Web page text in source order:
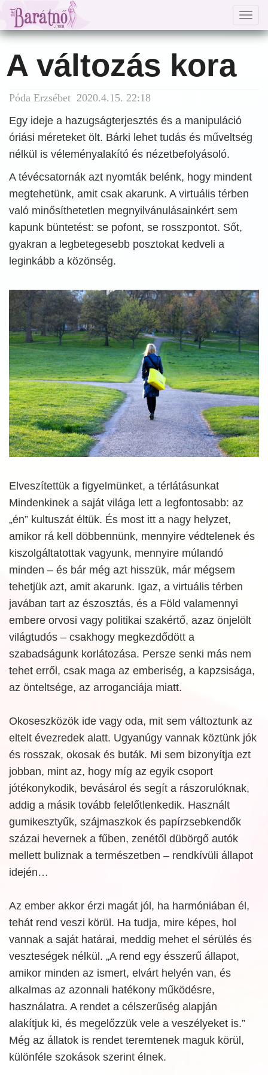
A változás kora
Póda Erzsébet 2020.4.15. 22:18
Egy ideje a hazugságterjesztés és a manipuláció
óriási méreteket ölt. Bárki lehet tudás és műveltség
nélkül is véleményalakító és nézetbefolyásoló.
A tévécsatornák azt nyomták belénk, hogy mindent
megtehetünk, amit csak akarunk. A virtuális térben
való minősíthetetlen megnyilvánulásainkért sem
kapunk büntetést: se pofont, se rosszpontot. Sőt,
gyakran a legbetegesebb posztokat kedveli a
leginkább a közönség.
Elveszítettük a figyelmünket, a térlátásunkat
Mindenkinek a saját világa lett a legfontosabb: az
„én” kultuszát éltük. És most itt a nagy helyzet,
amikor rá kell döbbennünk, mennyire védtelenek és
kiszolgáltatottak vagyunk, mennyire múlandó
minden – és bár még azt hisszük, már mégsem
tehetjük azt, amit akarunk. Igaz, a virtuális térben
javában tart az észosztás, és a Föld valamennyi
embere orvosi vagy politikai szakértő, azaz önjelölt
világtudós – csakhogy megkezdődött a
szabadságunk korlátozása. Persze senki más nem
tehet erről, csak maga az emberiség, a kapzsisága,
az önteltsége, az arroganciája miatt.
Okoseszközök ide vagy oda, mit sem változtunk az
eltelt évezredek alatt. Ugyanúgy vannak köztünk jók
és rosszak, okosak és buták. Mi sem bizonyítja ezt
jobban, mint az, hogy míg az egyik csoport
jótékonykodik, bevásárol és segít a rászorulóknak,
addig a másik tovább felelőtlenkedik. Használt
gumikesztyűk, szájmaszkok és papírzsebkendők
százai hevernek a fűben, zenétől dübörgő autók
mellett buliznak a természetben – rendkívüli állapot
idején…
Az ember akkor érzi magát jól, ha harmóniában él,
tehát rend veszi körül. Ha tudja, mire képes, hol
vannak a saját határai, meddig mehet el sérülés és
veszteségek nélkül. „A rend egy ésszerű állapot,
amikor minden az ismert, elvárt helyén van, és
alkalmas az azonnali hatékony működésre,
használatra. A rendet a célszerűség alapján
alakítjuk ki, és megelőzzük vele a veszélyeket is.”
Még az állatok is rendet teremtenek maguk körül,
különféle szokások szerint élnek.